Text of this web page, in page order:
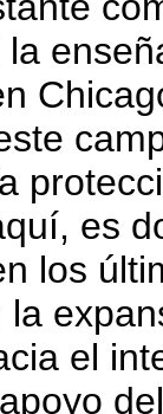
es
los
el